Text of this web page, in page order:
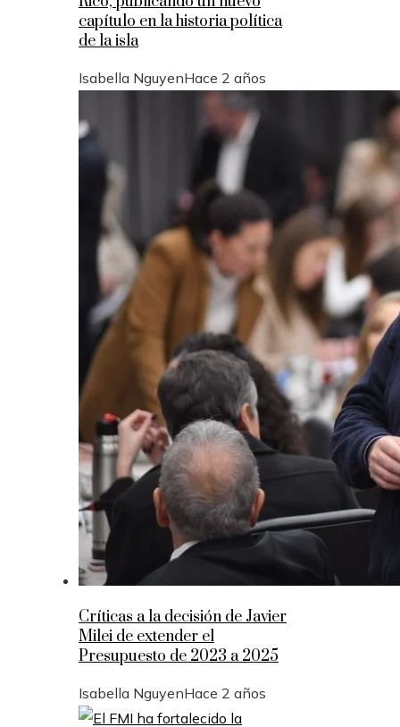
capítulo en la historia política
de la isla
Isabella NguyenHace 2 años
Críticas a la decisión de Javier
Milei de extender el
Presupuesto de 2023 a 2025
Isabella NguyenHace 2 años